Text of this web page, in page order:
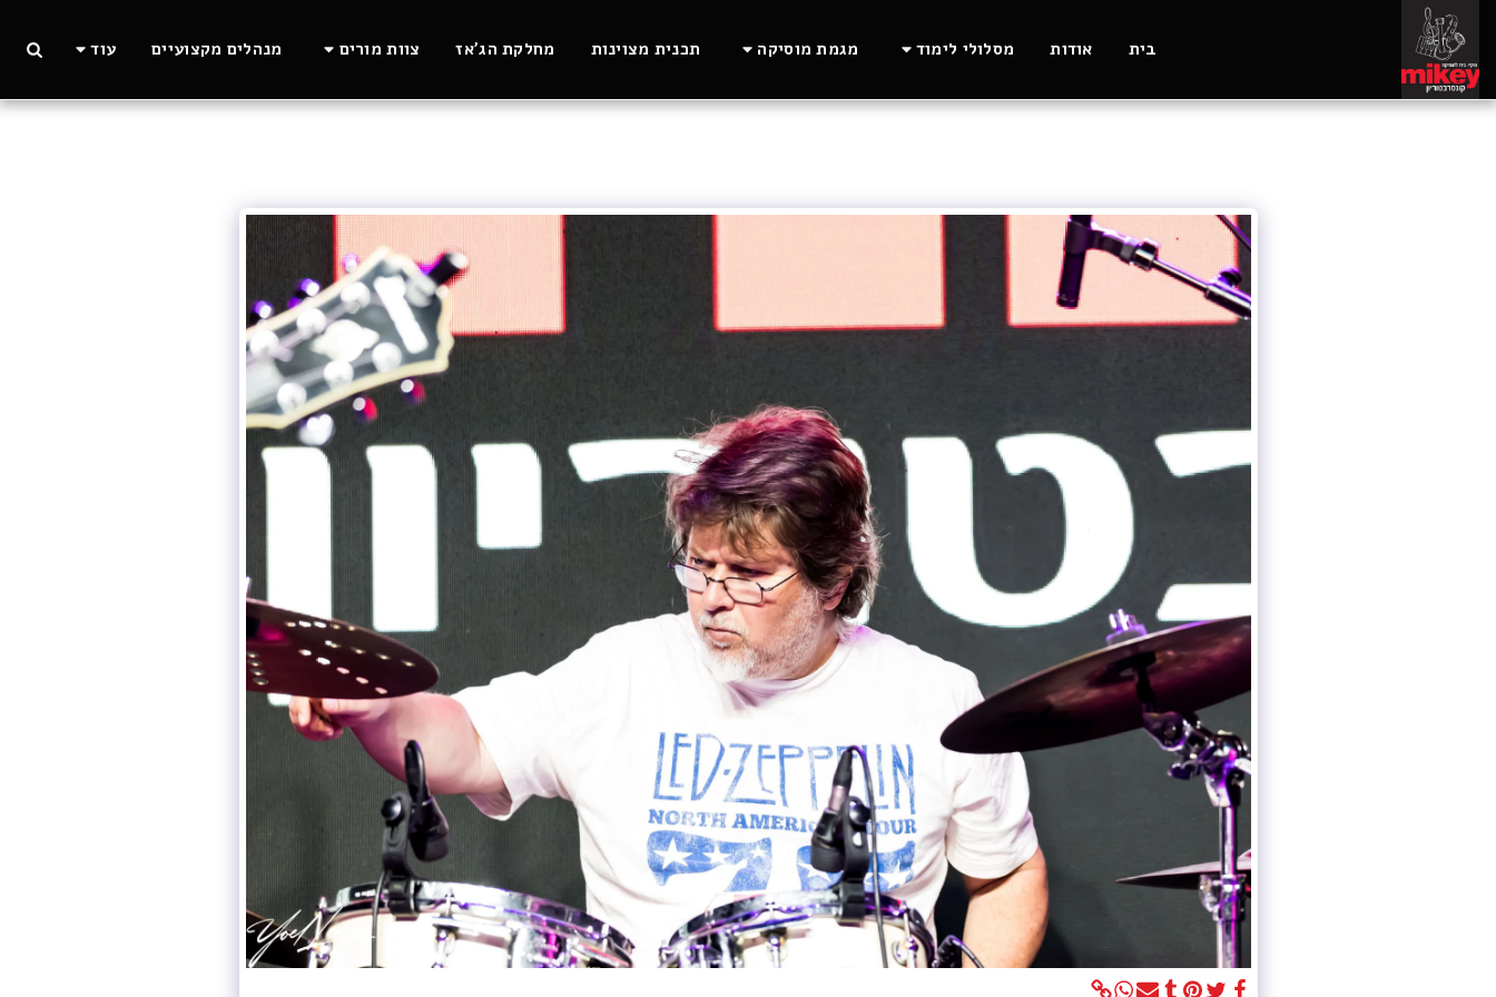
בית אודות מסלולי לימוד מגמת מוסיקה תכנית מצוינות מחלקת הג'אז צוות מורים מנהלים מקצועיים עוד